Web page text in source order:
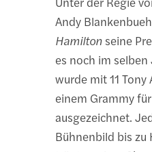
Andy
Hamilton seine
es noch im
wurde mit 11
einem Grammy
ausgezeichnet.
Bühnenbild bis zu